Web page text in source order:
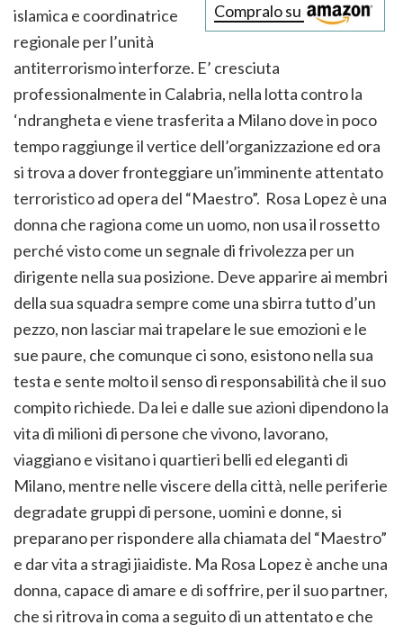
Compralo su
islamica e coordinatrice
regionale per l’unità
antiterrorismo interforze. E’ cresciuta
professionalmente in Calabria, nella lotta contro la
‘ndrangheta e viene trasferita a Milano dove in poco
tempo raggiunge il vertice dell’organizzazione ed ora
si trova a dover fronteggiare un’imminente attentato
terroristico ad opera del “Maestro”. Rosa Lopez è una
donna che ragiona come un uomo, non usa il rossetto
perché visto come un segnale di frivolezza per un
dirigente nella sua posizione. Deve apparire ai membri
della sua squadra sempre come una sbirra tutto d’un
pezzo, non lasciar mai trapelare le sue emozioni e le
sue paure, che comunque ci sono, esistono nella sua
testa e sente molto il senso di responsabilità che il suo
compito richiede. Da lei e dalle sue azioni dipendono la
vita di milioni di persone che vivono, lavorano,
viaggiano e visitano i quartieri belli ed eleganti di
Milano, mentre nelle viscere della città, nelle periferie
degradate gruppi di persone, uomini e donne, si
preparano per rispondere alla chiamata del “Maestro”
e dar vita a stragi jiaidiste. Ma Rosa Lopez è anche una
donna, capace di amare e di soffrire, per il suo partner,
che si ritrova in coma a seguito di un attentato e che